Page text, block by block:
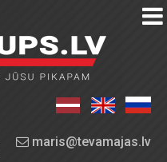
maris@tevamajas.lv